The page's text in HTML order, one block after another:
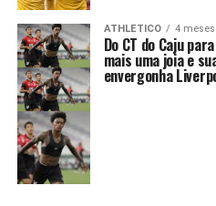
ATHLETICO 4
Do CT do Caju
mais uma joia e
envergonha